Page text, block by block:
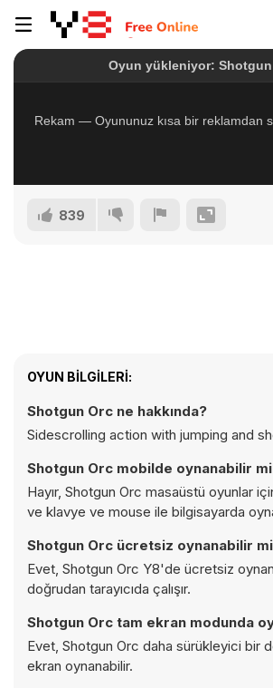
839
OYUN BILGILERI:
Shotgun Orc ne hakkında?
Sidescrolling action with jumping and
Shotgun Orc mobilde oynanabilir
Hayır, Shotgun Orc masaüstü oyunlar
ve klavye ve mouse ile bilgisayarda
Shotgun Orc ücretsiz oynanabilir
Evet, Shotgun Orc Y8'de ücretsiz
doğrudan tarayıcıda çalışır.
Shotgun Orc tam ekran modunda
Evet, Shotgun Orc daha sürükleyici bir
ekran oynanabilir.